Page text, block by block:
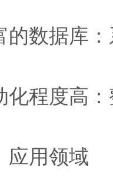
据库：
度高：
用领域